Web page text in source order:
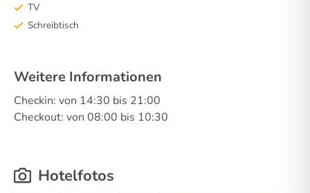
TV
Schreibtisch
Weitere Informationen
Checkin: von 14:30 bis 21:00
Checkout: von 08:00 bis 10:30
Hotelfotos